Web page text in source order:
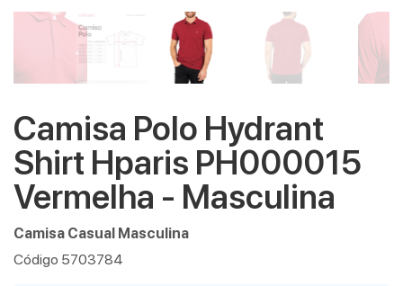
Camisa Polo Hydrant
Shirt Hparis PH000015
Vermelha - Masculina
Camisa Casual Masculina
Código 5703784